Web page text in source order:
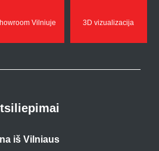
Vilniuje 3D vizualizacija
iš Vilniaus